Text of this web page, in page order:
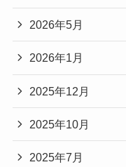
2026年5月
2026年1月
2025年12月
2025年10月
2025年7月